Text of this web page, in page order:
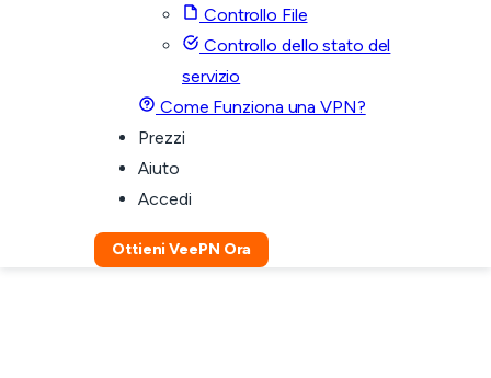
Controllo File
Controllo dello stato del
servizio
Come Funziona una VPN?
Prezzi
Aiuto
Accedi
Ottieni VeePN Ora